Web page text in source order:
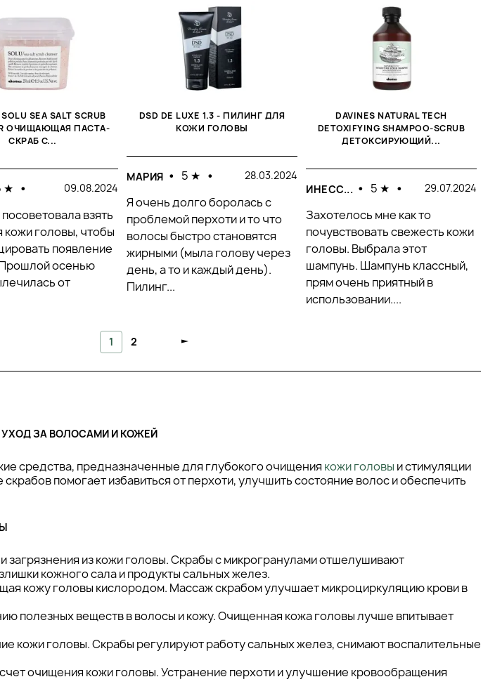
SEA SALT SCRUB
ОЧИЩАЮЩАЯ ПАСТА-
СКРАБ С...
★ • 09.08.2024
взять
кожи головы, чтобы
появление
осенью
от
DSD DE LUXE 1.3 - ПИЛИНГ ДЛЯ
КОЖИ ГОЛОВЫ
МАРИЯ • 5 ★ • 28.03.2024
Я очень долго боролась с
проблемой перхоти и то что
волосы быстро становятся
жирными (мыла голову через
день, а то и каждый день).
Пилинг...
DAVINES NATURAL TECH
DETOXIFYING SHAMPOO-SCRUB
ДЕТОКСИРУЮЩИЙ...
ИНЕСС... • 5 ★ • 29.07.2024
Захотелось мне как то
почувствовать свежесть кожи
головы. Выбрала этот
шампунь. Шампунь классный,
прям очень приятный в
использовании....
1 2
ЗА ВОЛОСАМИ И КОЖЕЙ
средства, предназначенные для глубокого очищения кожи головы и стимуляции
помогает избавиться от перхоти, улучшить состояние волос и обеспечить
из кожи головы. Скрабы с микрогранулами отшелушивают
кожного сала и продукты сальных желез.
кожу головы кислородом. Массаж скрабом улучшает микроциркуляцию крови в
полезных веществ в волосы и кожу. Очищенная кожа головы лучше впитывает
кожи головы. Скрабы регулируют работу сальных желез, снимают воспалительные
очищения кожи головы. Устранение перхоти и улучшение кровообращения